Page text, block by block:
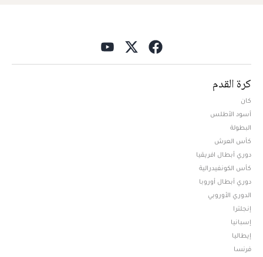
كرة القدم
كان
أسود الأطلس
البطولة
كأس العرش
دوري أبطال افريقيا
كأس الكونفيدرالية
دوري أبطال أوروبا
الدوري الأوروبي
إنجلترا
إسبانيا
إيطاليا
فرنسا